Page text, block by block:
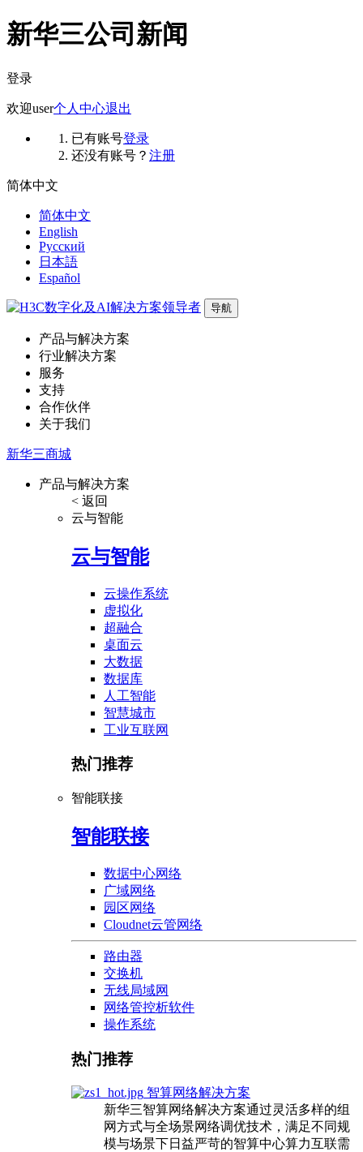
新华三公司新闻
登录
欢迎user个人中心退出
已有账号登录
还没有账号？ 注册
简体中文
简体中文
English
Русский
日本語
Español
导航
产品与解决方案
行业解决方案
服务
支持
合作伙伴
关于我们
新华三商城
产品与解决方案
< 返回
云与智能
云与智能
云操作系统
虚拟化
超融合
桌面云
大数据
数据库
人工智能
智慧城市
工业互联网
热门推荐
智能联接
智能联接
数据中心网络
广域网络
园区网络
Cloudnet云管网络
路由器
交换机
无线局域网
网络管控析软件
操作系统
热门推荐
智算网络解决方案
新华三智算网络解决方案通过灵活多样的组
网方式与全场景网络调优技术，满足不同规
模与场景下日益严苛的智算中心算力互联需